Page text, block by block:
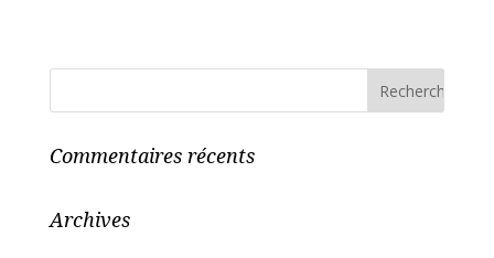
Commentaires récents
Archives